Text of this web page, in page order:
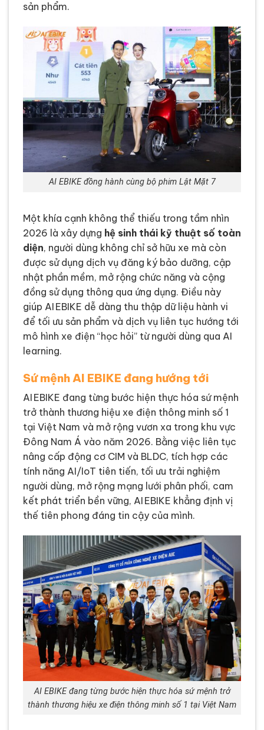
sản phẩm.
AI EBIKE đồng hành cùng bộ phim Lật Mặt 7
Một khía cạnh không thể thiếu trong tầm nhìn
2026 là xây dựng hệ sinh thái kỹ thuật số toàn
diện, người dùng không chỉ sở hữu xe mà còn
được sử dụng dịch vụ đăng ký bảo dưỡng, cập
nhật phần mềm, mở rộng chức năng và cộng
đồng sử dụng thông qua ứng dụng. Điều này
giúp AI EBIKE dễ dàng thu thập dữ liệu hành vi
để tối ưu sản phẩm và dịch vụ liên tục hướng tới
mô hình xe điện “học hỏi” từ người dùng qua AI
learning.
Sứ mệnh AI EBIKE đang hướng tới
AI EBIKE đang từng bước hiện thực hóa sứ mệnh
trở thành thương hiệu xe điện thông minh số 1
tại Việt Nam và mở rộng vươn xa trong khu vực
Đông Nam Á vào năm 2026. Bằng việc liên tục
nâng cấp động cơ CIM và BLDC, tích hợp các
tính năng AI/IoT tiên tiến, tối ưu trải nghiệm
người dùng, mở rộng mạng lưới phân phối, cam
kết phát triển bền vững, AI EBIKE khẳng định vị
thế tiên phong đáng tin cậy của mình.
AI EBIKE đang từng bước hiện thực hóa sứ mệnh trở
thành thương hiệu xe điện thông minh số 1 tại Việt Nam